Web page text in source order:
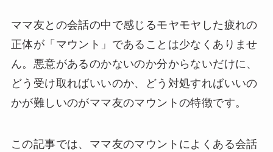
ママ友との会話の中で感じるモヤモヤした疲れの
正体が「マウント」であることは少なくありませ
ん。悪意があるのかないのか分からないだけに、
どう受け取ればいいのか、どう対処すればいいの
かが難しいのがママ友のマウントの特徴です。
この記事では、ママ友のマウントによくある会話